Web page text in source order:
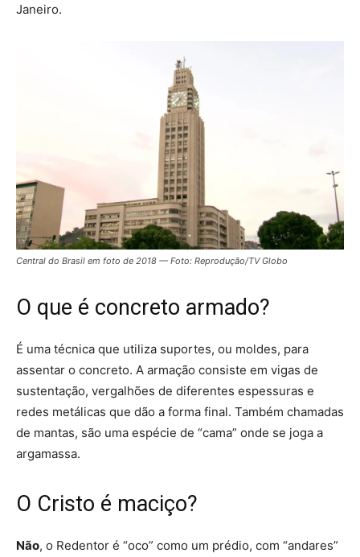
Janeiro.
Central do Brasil em foto de 2018 — Foto: Reprodução/TV Globo
O que é concreto armado?
É uma técnica que utiliza suportes, ou moldes, para
assentar o concreto. A armação consiste em vigas de
sustentação, vergalhões de diferentes espessuras e
redes metálicas que dão a forma final. Também chamadas
de mantas, são uma espécie de “cama” onde se joga a
argamassa.
O Cristo é maciço?
Não, o Redentor é “oco” como um prédio, com “andares”